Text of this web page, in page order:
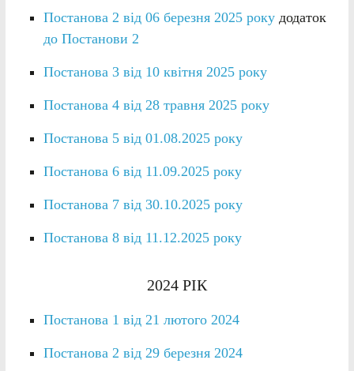
Постанова 2 від 06 березня 2025 року додаток
до Постанови 2
Постанова 3 від 10 квітня 2025 року
Постанова 4 від 28 травня 2025 року
Постанова 5 від 01.08.2025 року
Постанова 6 від 11.09.2025 року
Постанова 7 від 30.10.2025 року
Постанова 8 від 11.12.2025 року
2024 РІК
Постанова 1 від 21 лютого 2024
Постанова 2 від 29 березня 2024